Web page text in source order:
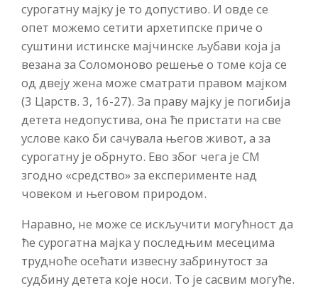
сурогатну мајку је то допустиво. И овде се
опет можемо сетити архетипске приче о
суштини истинске мајчинске љубави која ја
везана за Соломоново решење о томе која се
од двеју жена може сматрати правом мајком
(3 Царств. 3, 16-27). За праву мајку је погибија
детета недопустива, она ће пристати на све
услове како би сачувала његов живот, а за
сурогатну је обрнуто. Ево због чега је СМ
згодно «средство» за експерименте над
човеком и његовом природом.
Наравно, не може се искључити могућност да
ће сурогатна мајка у последњим месецима
трудноће осећати извесну забринутост за
судбину детета које носи. То је сасвим могуће.